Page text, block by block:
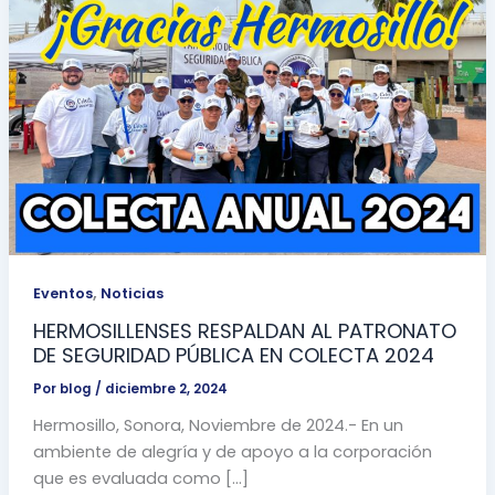
Eventos, Noticias
HERMOSILLENSES RESPALDAN AL PATRONATO
DE SEGURIDAD PÚBLICA EN COLECTA 2024
Por blog / diciembre 2, 2024
Hermosillo, Sonora, Noviembre de 2024.- En un
ambiente de alegría y de apoyo a la corporación
que es evaluada como […]